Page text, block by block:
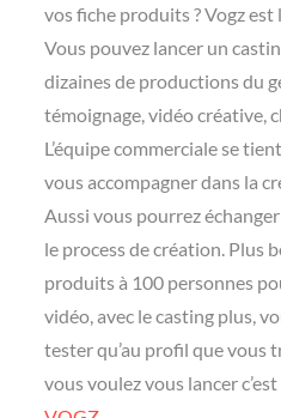
vos fiche produits ? Vogz
Vous pouvez lancer un
dizaines de productions du
témoignage, vidéo créative,
L’équipe commerciale se
vous accompagner dans la
Aussi vous pourrez
le process de création. Plus
produits à 100 personnes
vidéo, avec le casting plus,
tester qu’au profil que vous
vous voulez vous lancer